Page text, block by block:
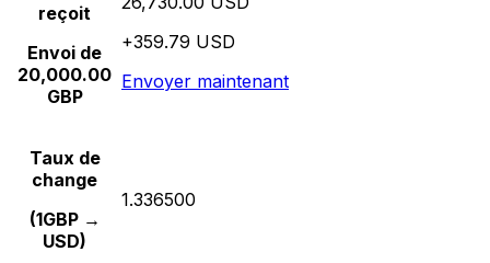
reçoit
Envoi de
20,000.00
GBP
+359.79 USD
Envoyer maintenant
Taux de
change
(1GBP →
USD)
1.336500